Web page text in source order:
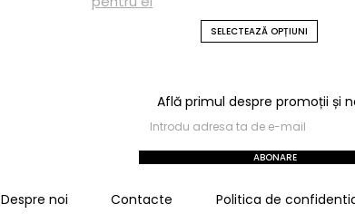
SELECTEAZĂ OPȚIUNI
Află primul despre promoții și
ABONARE
Despre noi Contacte Politica de